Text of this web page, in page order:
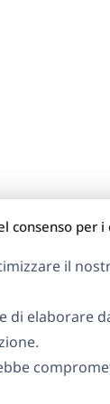
consenso per i
il
di elaborare
su